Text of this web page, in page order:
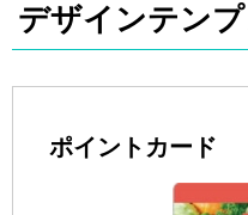
デザインテン
ポイントカード